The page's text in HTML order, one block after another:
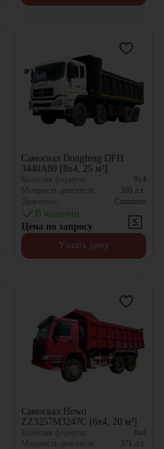
Самосвал Dongfeng DFН
3440A80 [8x4, 25 м³]
Колёсная формула:
8x4
Мощность двигателя:
380 л.с.
Двигатель:
Cummins
В наличии
Цена по запросу
Узнать цену
Самосвал Howo
ZZ3257M3247C [6x4, 20 м³]
Колёсная формула:
6x4
Мощность двигателя:
371 л.с.